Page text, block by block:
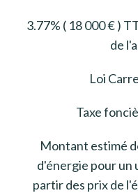
3.77% ( 18 000 € )
de
Loi
Taxe
Montant estimé
d'énergie pour un
partir des prix de